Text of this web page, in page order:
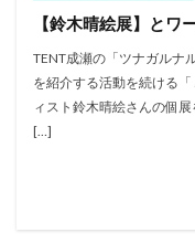
【鈴木晴絵展】とワ
TENT成瀬の「ツナガルナ
を紹介する活動を続ける
ィスト鈴木晴絵さんの個
[…]